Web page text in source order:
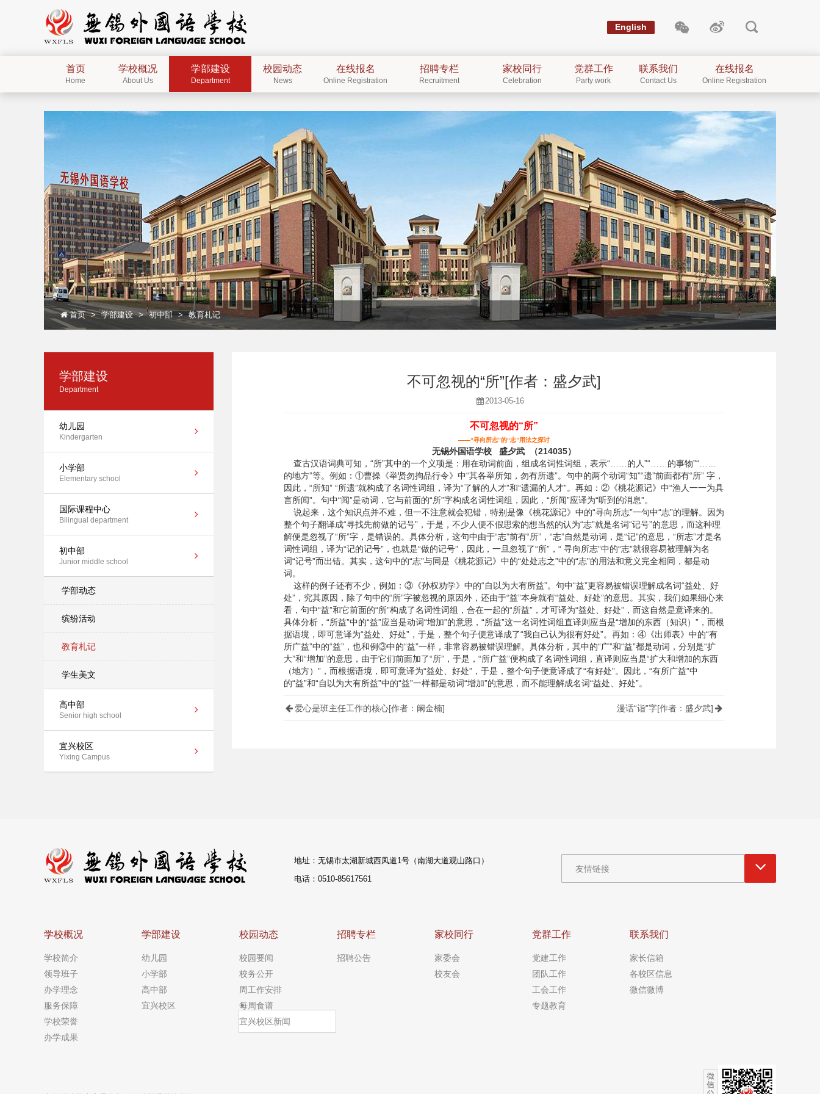
English
首页
Home
学校概况
About Us
学部建设
Department
校园动态
News
在线报名
Online Registration
招聘专栏
Recruitment
家校同行
Celebration
党群工作
Party work
联系我们
Contact Us
在线报名
Online Registration
首页 学部建设 初中部 教育札记
学部建设
Department
幼儿园
Kindergarten
小学部
Elementary school
国际课程中心
Bilingual department
初中部
Junior middle school
学部动态
缤纷活动
教育札记
学生美文
高中部
Senior high school
宜兴校区
Yixing Campus
不可忽视的“所”[作者：盛夕武]
2013-05-16
不可忽视的“所”
——“寻向所志”的“志”用法之探讨
无锡外国语学校 盛夕武 （214035）
查古汉语词典可知，“所”其中的一个义项是：用在动词前面，组成名词性词组，表示“……的人”“……的事物”“……
的地方”等。例如：①曹操《举贤勿拘品行令》中“其各举所知，勿有所遗”。句中的两个动词“知”“遗”前面都有“所” 字，
因此，“所知” “所遗”就构成了名词性词组，译为“了解的人才”和“遗漏的人才”。再如：②《桃花源记》中“渔人一一为具
言所闻”。句中“闻”是动词，它与前面的“所”字构成名词性词组，因此，“所闻”应译为“听到的消息”。
说起来，这个知识点并不难，但一不注意就会犯错，特别是像《桃花源记》中的“寻向所志”一句中“志”的理解。因为
整个句子翻译成“寻找先前做的记号”，于是，不少人便不假思索的想当然的认为“志”就是名词“记号”的意思，而这种理
解便是忽视了“所”字，是错误的。具体分析，这句中由于“志”前有“所”，“志”自然是动词，是“记”的意思，“所志”才是名
词性词组，译为“记的记号”，也就是“做的记号”，因此，一旦忽视了“所”，“ 寻向所志”中的“志”就很容易被理解为名
词“记号”而出错。其实，这句中的“志”与同是《桃花源记》中的“处处志之”中的“志”的用法和意义完全相同，都是动
词。
这样的例子还有不少，例如：③《孙权劝学》中的“自以为大有所益”。句中“益”更容易被错误理解成名词“益处、好
处”，究其原因，除了句中的“所”字被忽视的原因外，还由于“益”本身就有“益处、好处”的意思。其实，我们如果细心来
看，句中“益”和它前面的“所”构成了名词性词组，合在一起的“所益”，才可译为“益处、好处”，而这自然是意译来的。
具体分析，“所益”中的“益”应当是动词“增加”的意思，“所益”这一名词性词组直译则应当是“增加的东西（知识）”，而根
据语境，即可意译为“益处、好处”，于是，整个句子便意译成了“我自己认为很有好处”。再如：④《出师表》中的“有
所广益”中的“益”，也和例③中的“益”一样，非常容易被错误理解。具体分析，其中的“广”和“益”都是动词，分别是“扩
大”和“增加”的意思，由于它们前面加了“所”，于是，“所广益”便构成了名词性词组，直译则应当是“扩大和增加的东西
（地方）”，而根据语境，即可意译为“益处、好处”，于是，整个句子便意译成了“有好处”。因此，“有所广益”中
的“益”和“自以为大有所益”中的“益”一样都是动词“增加”的意思，而不能理解成名词“益处、好处”。
爱心是班主任工作的核心[作者：阚金楠] 漫话“诣”字[作者：盛夕武]
地址：无锡市太湖新城西凤道1号（南湖大道观山路口）
电话：0510-85617561
友情链接
学校概况
学校简介
领导班子
办学理念
服务保障
学校荣誉
办学成果
学部建设
幼儿园
小学部
高中部
宜兴校区
宜兴校区新闻
校园动态
校园要闻
校务公开
周工作安排
每周食谱
招聘专栏
招聘公告
家校同行
家委会
校友会
党群工作
党建工作
团队工作
工会工作
专题教育
联系我们
家长信箱
各校区信息
微信微博